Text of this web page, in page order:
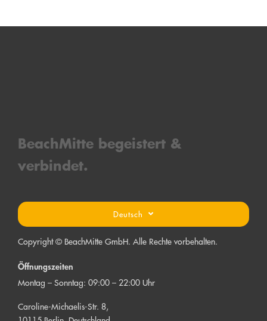
BeachMitte begeistert &
verbindet.
Deutsch
Copyright © BeachMitte GmbH. Alle Rechte vorbehalten.
Öffnungszeiten
Montag – Sonntag: 09:00 – 22:00 Uhr
Caroline-Michaelis-Str. 8,